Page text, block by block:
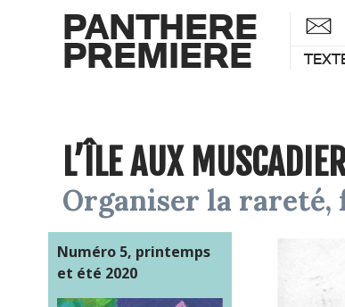
PANTHERE
PREMIERE
L’ÎLE AUX
Organiser la
Numéro 5, printemps
et été 2020